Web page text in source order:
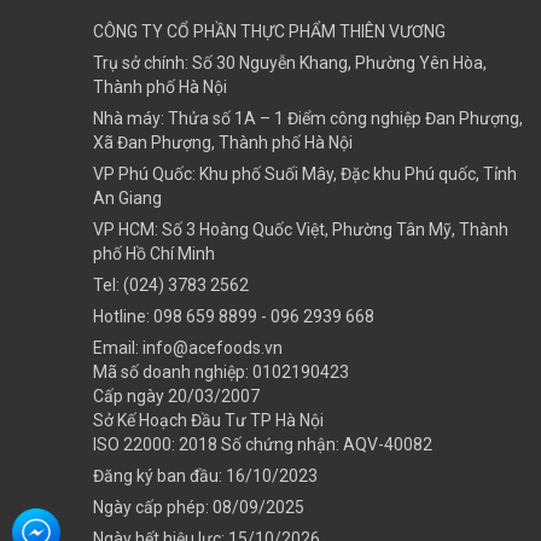
CÔNG TY CỔ PHẦN THỰC PHẨM THIÊN VƯƠNG
Trụ sở chính: Số 30 Nguyễn Khang, Phường Yên Hòa,
Thành phố Hà Nội
Nhà máy: Thửa số 1A – 1 Điểm công nghiệp Đan Phượng,
Xã Đan Phượng, Thành phố Hà Nội
VP Phú Quốc: Khu phố Suối Mây, Đặc khu Phú quốc, Tỉnh
An Giang
VP HCM: Số 3 Hoàng Quốc Việt, Phường Tân Mỹ, Thành
phố Hồ Chí Minh
Tel: (024) 3783 2562
Hotline: 098 659 8899 - 096 2939 668
Email: info@acefoods.vn
Mã số doanh nghiệp: 0102190423
Cấp ngày 20/03/2007
Sở Kế Hoạch Đầu Tư TP Hà Nội
ISO 22000: 2018 Số chứng nhận: AQV-40082
Đăng ký ban đầu: 16/10/2023
Ngày cấp phép: 08/09/2025